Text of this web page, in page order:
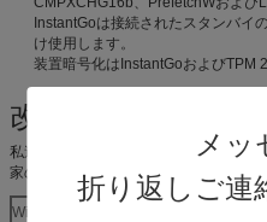
メッ
折り返しご連
InstantGoは接続されたスタンバイ
け使用します。
装置暗号化はInstantGoおよびTPM
改善の版
私達はWindowsののようににそっくり
家の報酬を使用すれば、Windows 10の
Windows 7